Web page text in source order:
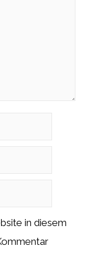
in diesem